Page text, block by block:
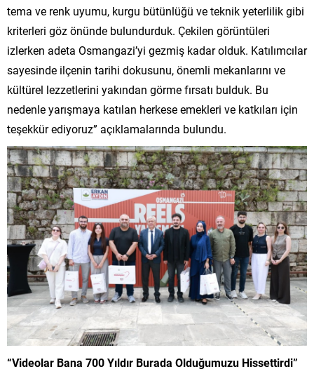
tema ve renk uyumu, kurgu bütünlüğü ve teknik yeterlilik gibi
kriterleri göz önünde bulundurduk. Çekilen görüntüleri
izlerken adeta Osmangazi’yi gezmiş kadar olduk. Katılımcılar
sayesinde ilçenin tarihi dokusunu, önemli mekanlarını ve
kültürel lezzetlerini yakından görme fırsatı bulduk. Bu
nedenle yarışmaya katılan herkese emekleri ve katkıları için
teşekkür ediyoruz” açıklamalarında bulundu.
“Videolar Bana 700 Yıldır Burada Olduğumuzu Hissettirdi”